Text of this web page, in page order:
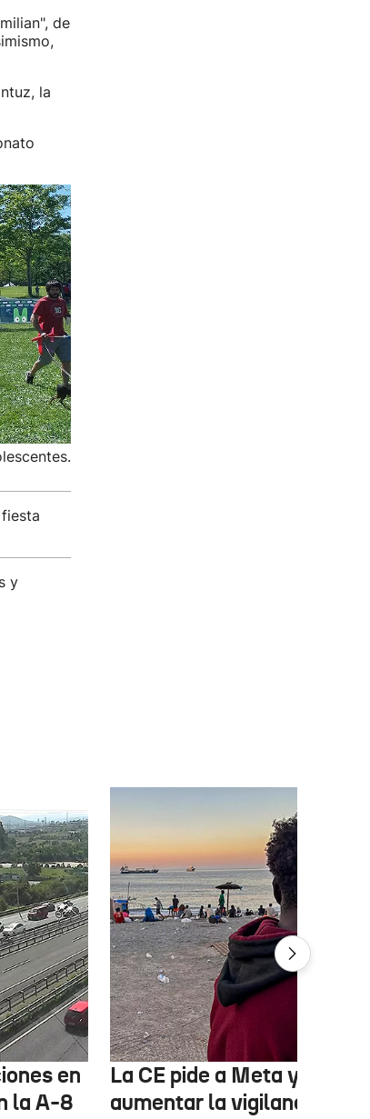
de
la
y
en
la A-8
La CE pide a Meta y TikTok
aumentar la vigilancia y